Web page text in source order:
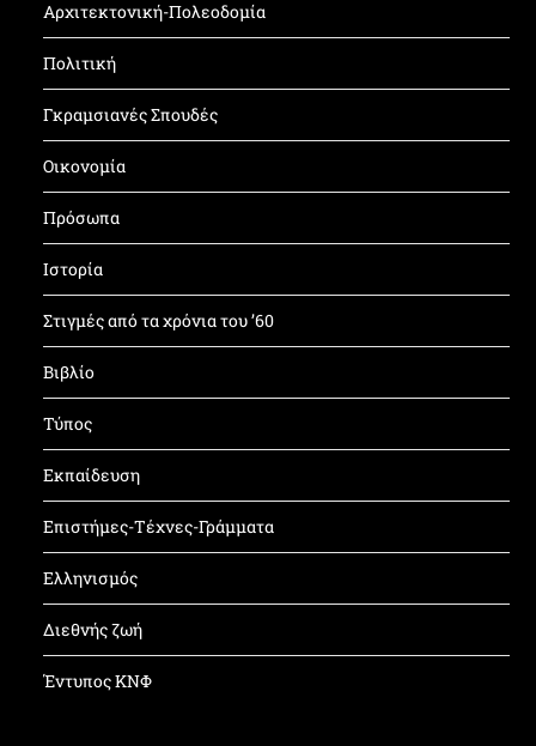
Αρχιτεκτονική-Πολεοδομία
Πολιτική
Γκραμσιανές Σπουδές
Οικονομία
Πρόσωπα
Ιστορία
Στιγμές από τα χρόνια του ’60
Βιβλίο
Τύπος
Εκπαίδευση
Επιστήμες-Τέχνες-Γράμματα
Ελληνισμός
Διεθνής ζωή
Έντυπος ΚΝΦ